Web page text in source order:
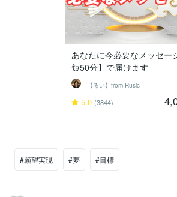
あなたに今必要なメッセー
短50分】で届けます
【るい】from Rusic
5.0 (3844)
#願望実現 #夢 #目標